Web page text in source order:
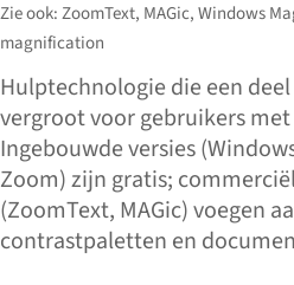
Zie ook:ZoomText, MAGic,Windows
magnification
Hulptechnologie die een
vergroot voor gebruikers
Ingebouwde versies
Zoom) zijn gratis;
(ZoomText, MAGic) voegen
contrastpaletten en